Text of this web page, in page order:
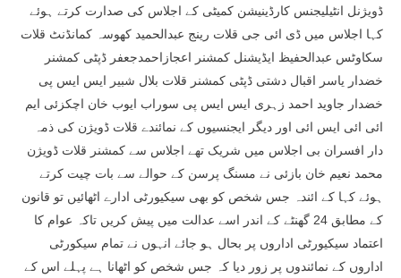
ڈویژنل انٹیلیجنس کارڈینیشن کمیٹی کے اجلاس کی صدارت کرتے ہوئے
کہا اجلاس میں ڈی ائی جی قلات رینج عبدالحمید کھوسہ کمانڈنٹ قلات
سکاوٹس عبدالحفیظ ایڈیشنل کمشنر اعجازاحمدجعفر ڈپٹی کمشنر
خضدار یاسر اقبال دشتی ڈپٹی کمشنر قلات بلال شبیر ایس ایس پی
خضدار جاوید احمد زہری ایس ایس پی سوراب ایوب خان اچکزئی ایم
ائی ائی ایس ائی اور دیگر ایجنسیوں کے نمائندے قلات ڈویژن کی ذمہ
دار افسران بی اجلاس میں شریک تھے اجلاس سے کمشنر قلات ڈویژن
محمد نعیم خان بازئی نے مسنگ پرسن کے حوالے سے بات چیت کرتے
ہوئے کہا کے ائندہ جس شخص کو بھی سیکیورٹی ادارے اٹھائیں تو قانون
کے مطابق 24 گھنٹے کے اندر اسے عدالت میں پیش کریں تاکہ عوام کا
اعتماد سیکیورٹی اداروں پر بحال ہو جائے انہوں نے تمام سیکورٹی
اداروں کے نمائندوں پر زور دیا کہ جس شخص کو اٹھانا ہے پہلے اس کے